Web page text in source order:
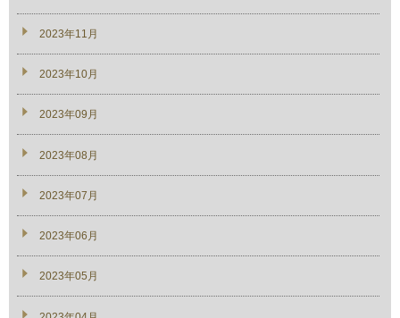
2023年11月
2023年10月
2023年09月
2023年08月
2023年07月
2023年06月
2023年05月